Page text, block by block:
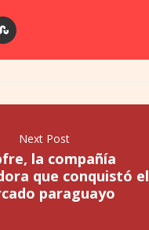
Next Post
la compañía
que conquistó el
paraguayo